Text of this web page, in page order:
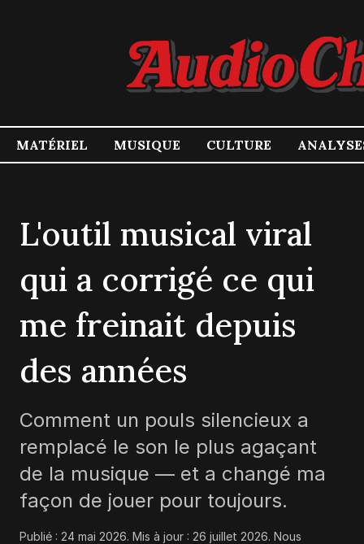
MATÉRIEL MUSIQUE CULTURE
L'outil musical viral
qui a corrigé ce qui
me freinait depuis
des années
Comment un pouls silencieux a
remplacé le son le plus agaçant
de la musique — et a changé ma
façon de jouer pour toujours.
Publié : 24 mai 2026. Mis à jour : 26 juillet 2026. Nous